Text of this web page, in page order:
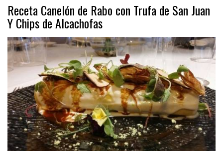
Receta Canelón de Rabo con Trufa de San Juan
Y Chips de Alcachofas